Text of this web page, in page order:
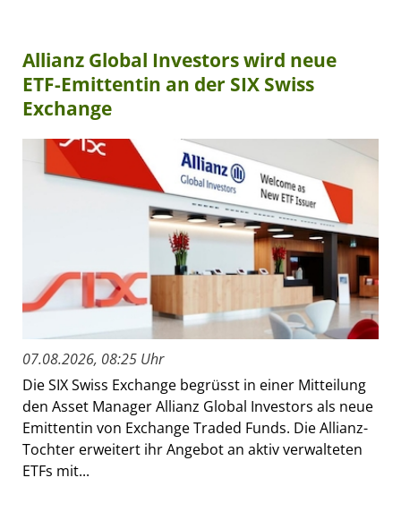
Allianz Global Investors wird neue
ETF-Emittentin an der SIX Swiss
Exchange
07.08.2026, 08:25 Uhr
Die SIX Swiss Exchange begrüsst in einer Mitteilung
den Asset Manager Allianz Global Investors als neue
Emittentin von Exchange Traded Funds. Die Allianz-
Tochter erweitert ihr Angebot an aktiv verwalteten
ETFs mit...